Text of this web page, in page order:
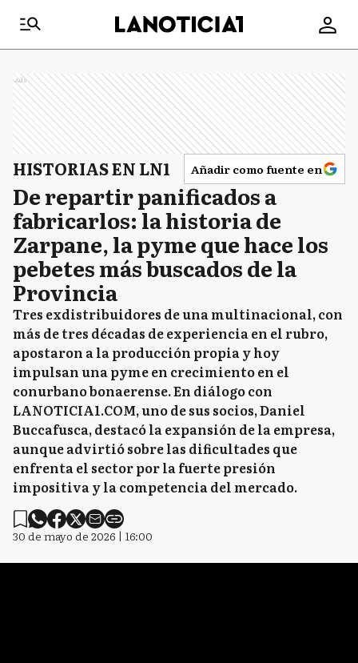
Ads
HISTORIAS EN LN1 Añadir como fuente en
De repartir panificados a
fabricarlos: la historia de
Zarpane, la pyme que hace los
pebetes más buscados de la
Provincia
Tres exdistribuidores de una multinacional, con
más de tres décadas de experiencia en el rubro,
apostaron a la producción propia y hoy
impulsan una pyme en crecimiento en el
conurbano bonaerense. En diálogo con
LANOTICIA1.COM, uno de sus socios, Daniel
Buccafusca, destacó la expansión de la empresa,
aunque advirtió sobre las dificultades que
enfrenta el sector por la fuerte presión
impositiva y la competencia del mercado.
30 de mayo de 2026 | 16:00